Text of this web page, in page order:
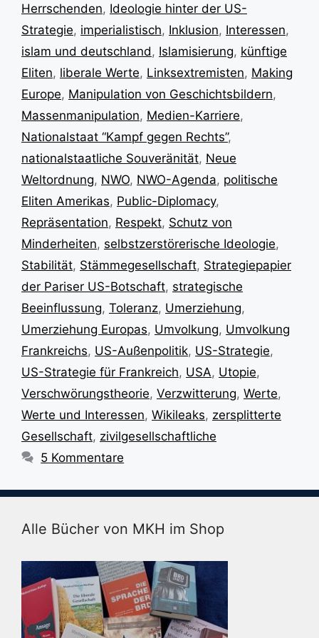
Herrschenden, Ideologie hinter der US-
Strategie, imperialistisch, Inklusion, Interessen,
islam und deutschland, Islamisierung, künftige
Eliten, liberale Werte, Linksextremisten, Making
Europe, Manipulation von Geschichtsbildern,
Massenmanipulation, Medien-Karriere,
Nationalstaat “Kampf gegen Rechts”,
nationalstaatliche Souveränität, Neue
Weltordnung, NWO, NWO-Agenda, politische
Eliten Amerikas, Public-Diplomacy,
Repräsentation, Respekt, Schutz von
Minderheiten, selbstzerstörerische Ideologie,
Stabilität, Stämmegesellschaft, Strategiepapier
der Pariser US-Botschaft, strategische
Beeinflussung, Toleranz, Umerziehung,
Umerziehung Europas, Umvolkung, Umvolkung
Frankreichs, US-Außenpolitik, US-Strategie,
US-Strategie für Frankreich, USA, Utopie,
Verschwörungstheorie, Verzwitterung, Werte,
Werte und Interessen, Wikileaks, zersplitterte
Gesellschaft, zivilgesellschaftliche
5 Kommentare
Alle Bücher von MKH im Shop